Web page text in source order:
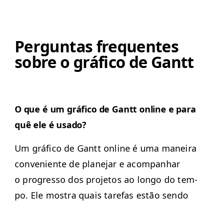
Perguntas frequentes
sobre o gráfico de Gantt
O que é um grá­fi­co de Gantt online e para
quê ele é usado?
Um grá­fi­co de Gantt online é uma maneira
con­ve­niente de plane­jar e acom­pan­har
o pro­gres­so dos pro­je­tos ao lon­go do tem­
po. Ele mostra quais tare­fas estão sendo